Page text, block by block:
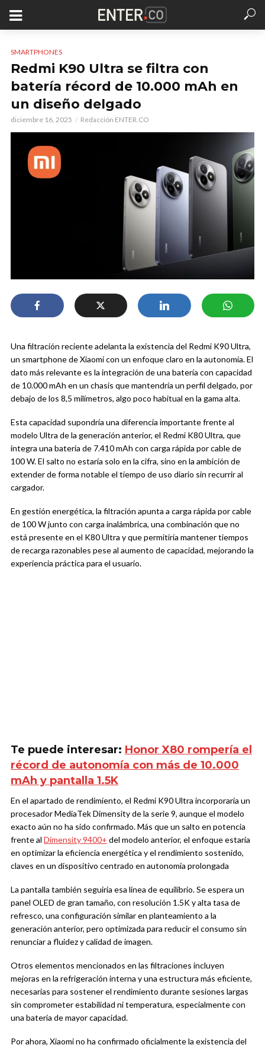
SMARTPHONES
Redmi K90 Ultra se filtra con
batería récord de 10.000 mAh en
un diseño delgado
diciembre 16, 2025 Redacción ENTER.CO
Una filtración reciente adelanta la existencia del Redmi K90 Ultra,
un smartphone de Xiaomi con un enfoque claro en la autonomía. El
dato más relevante es la integración de una batería con capacidad
de 10.000 mAh en un chasis que mantendría un perfil delgado, por
debajo de los 8,5 milímetros, algo poco habitual en la gama alta.
Esta capacidad supondría una diferencia importante frente al
modelo Ultra de la generación anterior, el Redmi K80 Ultra, que
integra una batería de 7.410 mAh con carga rápida por cable de
100 W. El salto no estaría solo en la cifra, sino en la ambición de
extender de forma notable el tiempo de uso diario sin recurrir al
cargador.
En gestión energética, la filtración apunta a carga rápida por cable
de 100 W junto con carga inalámbrica, una combinación que no
está presente en el K80 Ultra y que permitiría mantener tiempos
de recarga razonables pese al aumento de capacidad, mejorando la
experiencia práctica para el usuario.
Te puede interesar: Honor X80 rompería el
récord de autonomía con más de 10.000
mAh y pantalla 1.5K
En el apartado de rendimiento, el Redmi K90 Ultra incorporaría un
procesador MediaTek Dimensity de la serie 9, aunque el modelo
exacto aún no ha sido confirmado. Más que un salto en potencia
frente al Dimensity 9400+ del modelo anterior, el enfoque estaría
en optimizar la eficiencia energética y el rendimiento sostenido,
claves en un dispositivo centrado en autonomía prolongada
La pantalla también seguiría esa línea de equilibrio. Se espera un
panel OLED de gran tamaño, con resolución 1.5K y alta tasa de
refresco, una configuración similar en planteamiento a la
generación anterior, pero optimizada para reducir el consumo sin
renunciar a fluidez y calidad de imagen.
Otros elementos mencionados en las filtraciones incluyen
mejoras en la refrigeración interna y una estructura más eficiente,
necesarias para sostener el rendimiento durante sesiones largas
sin comprometer estabilidad ni temperatura, especialmente con
una batería de mayor capacidad.
Por ahora, Xiaomi no ha confirmado oficialmente la existencia del